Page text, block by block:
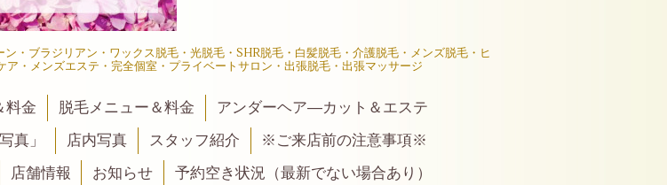
・ブラジリアン・ワックス脱毛・光脱毛・SHR脱毛・白髪脱毛・介護脱毛・メンズ脱毛・ヒ
・メンズエステ・完全個室・プライベートサロン・出張脱毛・出張マッサージ
料金 脱毛メニュー＆料金
アンダーヘア―カット＆エステ
真」 店内写真 スタッフ紹介
※ご来店前の注意事項※
店舗情報 お知らせ 予約空き状況（最新でない場合あり）